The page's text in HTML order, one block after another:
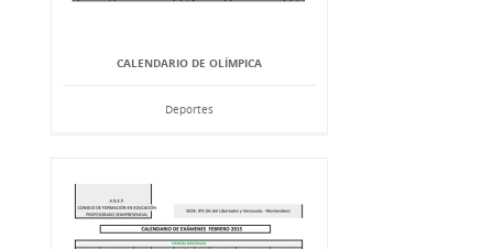
CALENDARIO DE OLÍMPICA
Deportes